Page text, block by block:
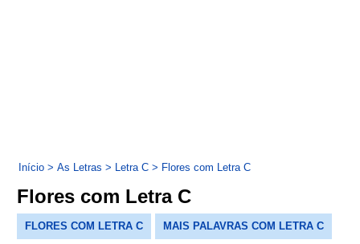
Início > As Letras > Letra C > Flores com Letra C
Flores com Letra C
FLORES COM LETRA C MAIS PALAVRAS COM LETRA C